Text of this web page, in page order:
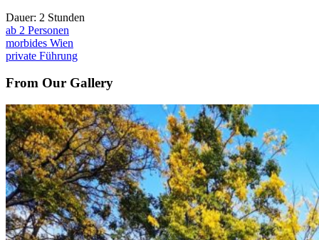
Dauer: 2 Stunden
ab 2 Personen
morbides Wien
private Führung
From Our Gallery